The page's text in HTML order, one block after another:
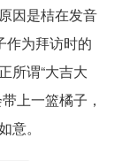
因是桔在发音
作为拜访时的
所谓“大吉大
上一篮橘子，
。